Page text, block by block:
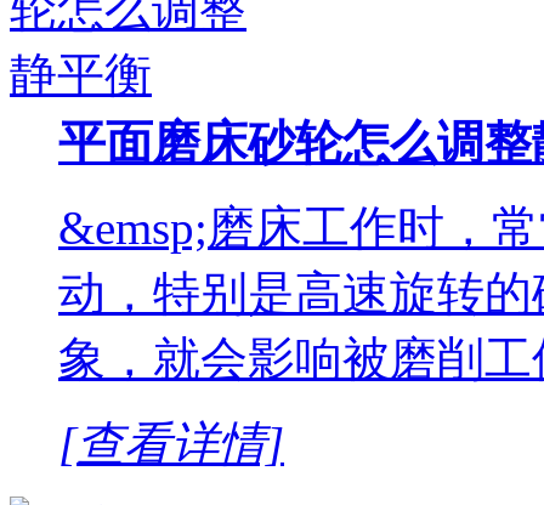
平面磨床砂轮怎么调
&emsp;磨床工作时，
动，特别是高速旋转
象，就会影响被磨削
[查看详情]